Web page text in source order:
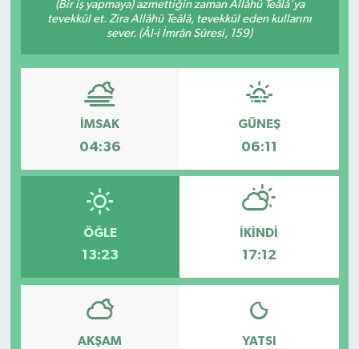
(Bir iş yapmaya) azmettiğin zaman Allâhü Teâlâ'ya
tevekkül et. Zira Allâhü Teâlâ, tevekkül eden kullarını
sever. (Âl-i İmrân Sûresi, 159)
İMSAK
04:36
GÜNEŞ
06:11
ÖĞLE
13:23
İKINDI
17:12
AKŞAM YATSI